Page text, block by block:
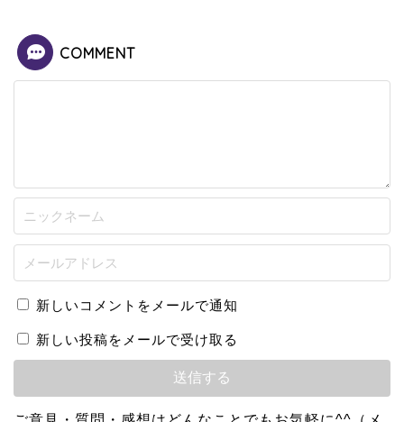
COMMENT
新しいコメントをメールで通知
新しい投稿をメールで受け取る